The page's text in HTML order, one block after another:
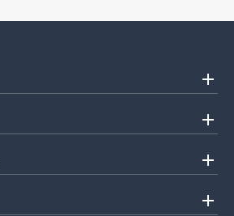
add
add
add
add